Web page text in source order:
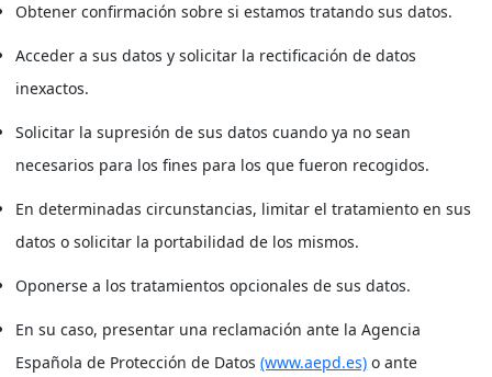
Obtener confirmación sobre si estamos tratando sus datos.
Acceder a sus datos y solicitar la rectificación de datos
inexactos.
Solicitar la supresión de sus datos cuando ya no sean
necesarios para los fines para los que fueron recogidos.
En determinadas circunstancias, limitar el tratamiento en sus
datos o solicitar la portabilidad de los mismos.
Oponerse a los tratamientos opcionales de sus datos.
En su caso, presentar una reclamación ante la Agencia
Española de Protección de Datos(www.aepd.es) o ante